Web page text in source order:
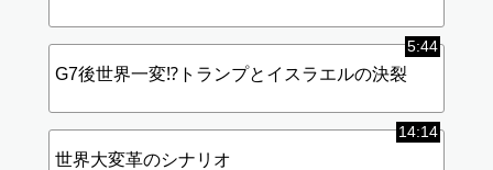
5:44
G7後世界一変⁉︎トランプとイスラエルの決裂
14:14
世界大変革のシナリオ